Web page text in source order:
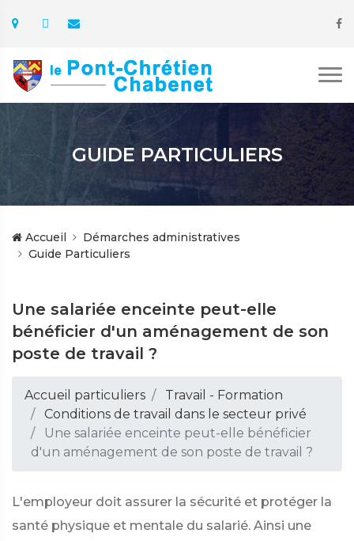
GUIDE PARTICULIERS
Accueil
Démarches administratives
Guide Particuliers
Une salariée enceinte peut-elle
bénéficier d'un aménagement de son
poste de travail ?
Accueil particuliers
Travail - Formation
Conditions de travail dans le secteur privé
Une salariée enceinte peut-elle bénéficier
d'un aménagement de son poste de travail ?
L'employeur doit assurer la sécurité et protéger la
santé physique et mentale du salarié. Ainsi une